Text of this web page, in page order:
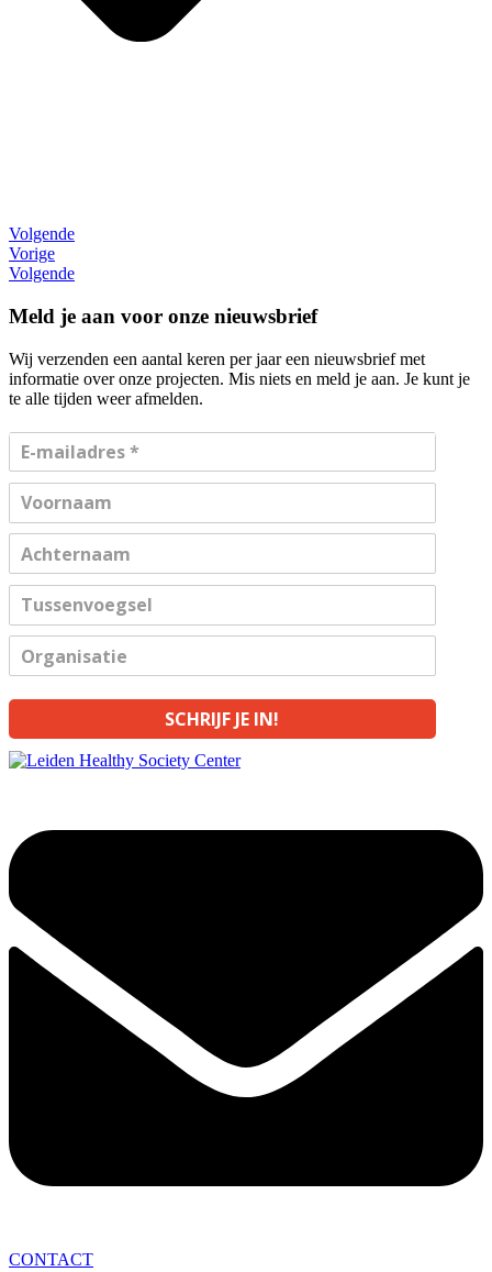
Volgende
Vorige
Volgende
Meld je aan voor onze nieuwsbrief
Wij verzenden een aantal keren per jaar een nieuwsbrief met
informatie over onze projecten. Mis niets en meld je aan. Je kunt je
te alle tijden weer afmelden.
SCHRIJF JE IN!
CONTACT